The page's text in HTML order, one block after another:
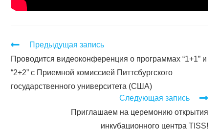
Предыдущая запись
Проводится видеоконференция о программах “1+1” и
“2+2” с Приемной комиссией Питтсбургского
государственного университета (США)
Следующая запись
Приглашаем на церемонию открытия
инкубационного центра TISS!